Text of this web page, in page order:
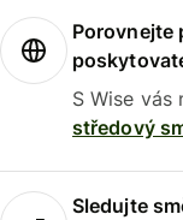
Porovnejte
S Wise vás
středový
Sledujte